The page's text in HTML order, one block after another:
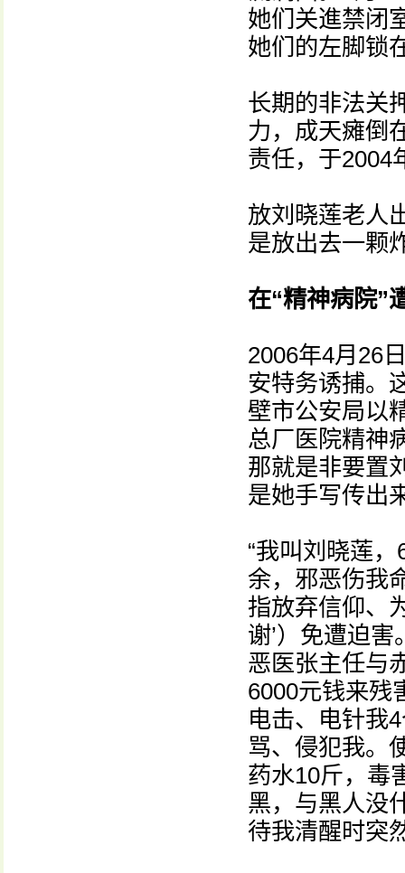
她们关進禁闭
她们的左脚锁
长期的非法关
力，成天瘫倒
责任，于2004
放刘晓莲老人
是放出去一颗
在“精神病院”
2006年4月26
安特务诱捕。
壁市公安局以
总厂医院精神
那就是非要置
是她手写传出
“我叫刘晓莲
余，邪恶伤我
指放弃信仰、
谢’）免遭迫
恶医张主任与
6000元钱来残
电击、电针我
骂、侵犯我。
药水10斤，毒
黑，与黑人没
待我清醒时突